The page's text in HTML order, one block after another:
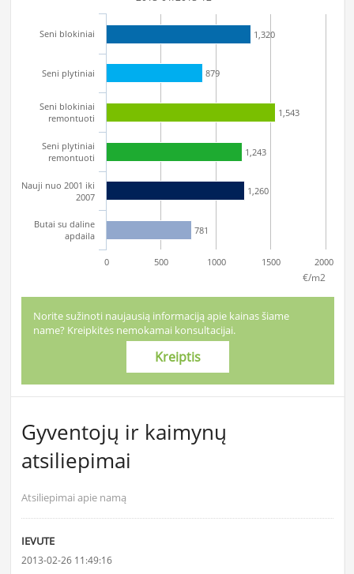
€/m2
1,320
879
1,543
1,243
1,260
781
Seni blokiniai
Seni plytiniai
Seni blokiniai
remontuoti
Seni plytiniai
remontuoti
Nauji nuo 2001 iki
2007
Butai su daline
apdaila
0 500 1000 1500 2000
Norite sužinoti naujausią informaciją apie kainas šiame
name? Kreipkitės nemokamai konsultacijai.
Kreiptis
Gyventojų ir kaimynų
atsiliepimai
Atsiliepimai apie namą
IEVUTE
2013-02-26 11:49:16